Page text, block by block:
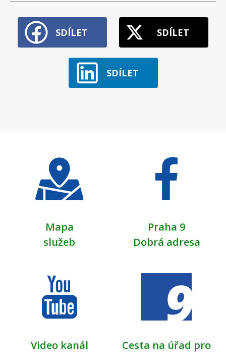
SDÍLET SDÍLET
SDÍLET
Mapa
služeb
Praha 9
Dobrá adresa
Video kanál
Cesta na úřad pro